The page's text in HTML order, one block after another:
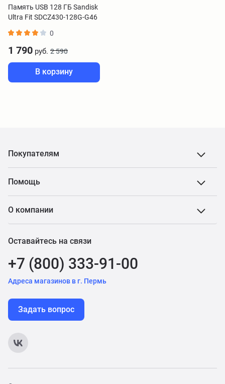
Память USB 128 ГБ Sandisk
Ultra Fit SDCZ430-128G-G46
0
1 790 руб. 2 590
В корзину
Покупателям
Помощь
О компании
Оставайтесь на связи
+7 (800) 333-91-00
Адреса магазинов в г. Пермь
Задать вопрос